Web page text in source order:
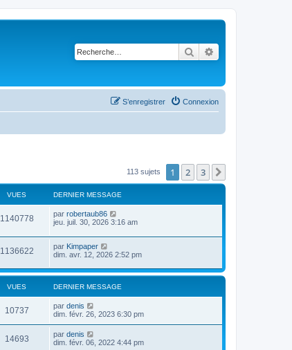
Rechercher
Connexion
S’enregistrer
113 sujets 1 2 3
VUES DERNIER MESSAGE
1140778 par robertaub86
jeu. juil. 30, 2026 3:16 am
1136622 par Kimpaper
dim. avr. 12, 2026 2:52 pm
VUES DERNIER MESSAGE
10737 par denis
dim. févr. 26, 2023 6:30 pm
14693 par denis
dim. févr. 06, 2022 4:44 pm